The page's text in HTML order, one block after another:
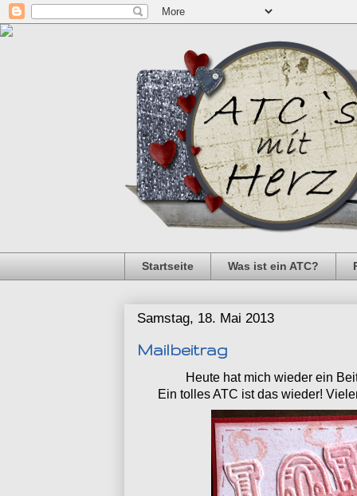
Startseite Was ist ein ATC?
Samstag, 18. Mai 2013
Mailbeitrag
Heute hat mich wieder ein
Ein tolles ATC ist das wieder!